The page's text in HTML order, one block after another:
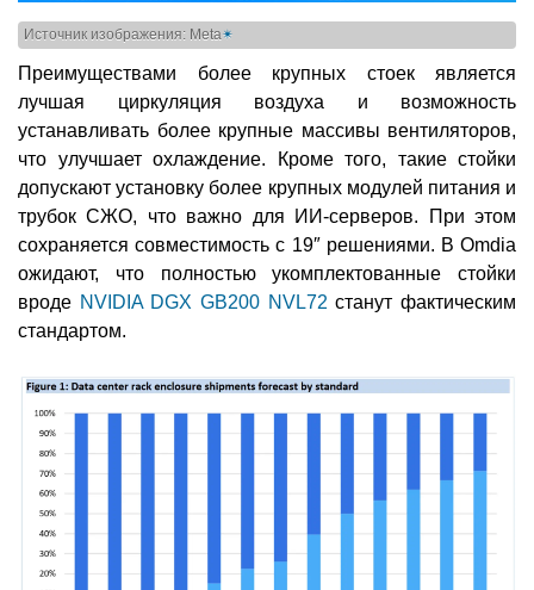
Источник изображения: Meta✴
Преимуществами более крупных стоек является
лучшая циркуляция воздуха и возможность
устанавливать более крупные массивы вентиляторов,
что улучшает охлаждение. Кроме того, такие стойки
допускают установку более крупных модулей питания и
трубок СЖО, что важно для ИИ-серверов. При этом
сохраняется совместимость с 19″ решениями. В Omdia
ожидают, что полностью укомплектованные стойки
вроде NVIDIA DGX GB200 NVL72 станут фактическим
стандартом.